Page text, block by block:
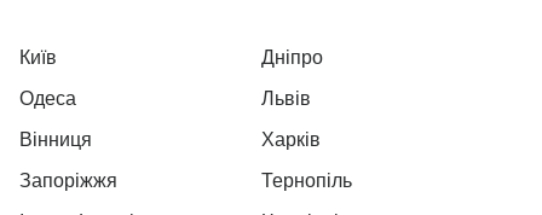
Київ
Дніпро
Одеса
Львів
Вінниця
Харків
Запоріжжя
Тернопіль